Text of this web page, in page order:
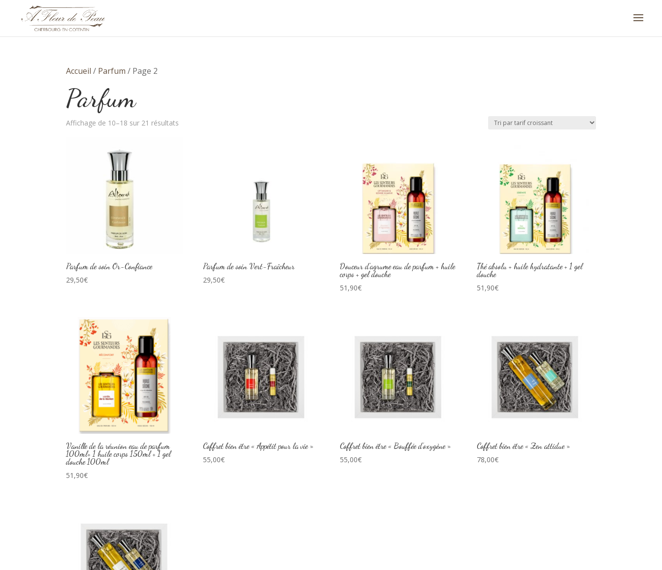
Accueil / Parfum / Page 2
Parfum
Affichage de 10–18 sur 21 résultats
Parfum de soin Or-Confiance
29,50€
Parfum de soin Vert-Fraîcheur
29,50€
Douceur d’agrume eau de parfum + huile
corps + gel douche
51,90€
Thé absolu + huile hydratante + 1 gel
douche
51,90€
Vanille de la réunion eau de parfum
100ml+ 1 huile corps 150ml + 1 gel
douche 100ml
51,90€
Coffret bien être « Appétit pour la vie »
55,00€
Coffret bien être « Bouffée d’oxygène »
55,00€
Coffret bien être « Zen attidue »
78,00€